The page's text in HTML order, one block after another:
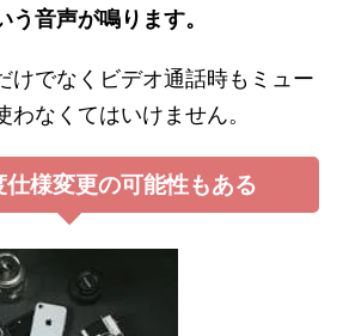
う音声が鳴ります。
けでなくビデオ通話時もミュー
わなくてはいけません。
様変更の可能性もある